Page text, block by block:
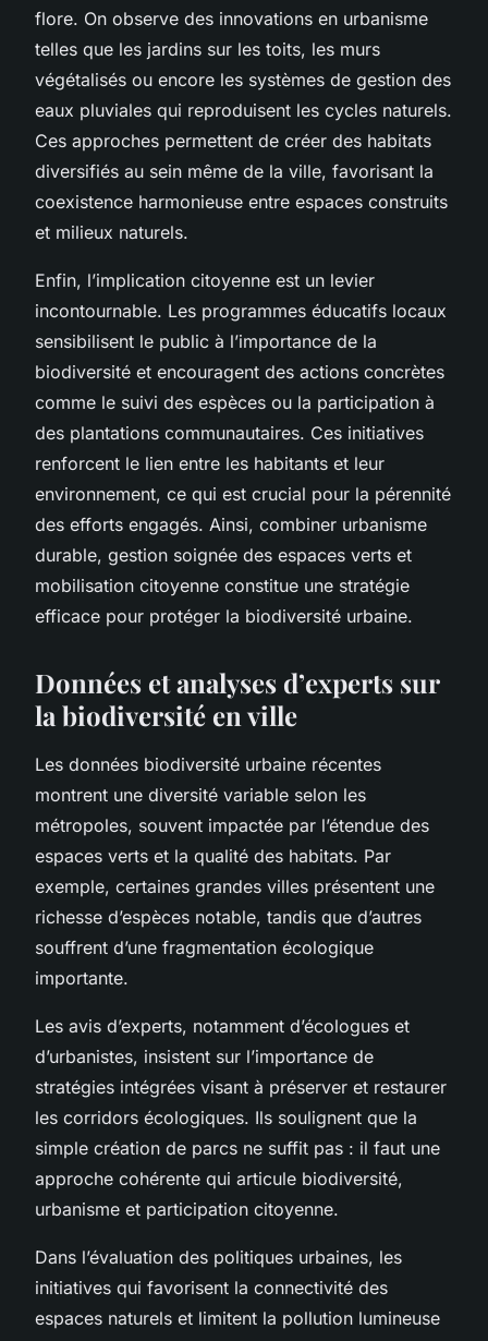
flore. On observe des innovations en urbanisme
telles que les jardins sur les toits, les murs
végétalisés ou encore les systèmes de gestion des
eaux pluviales qui reproduisent les cycles naturels.
Ces approches permettent de créer des habitats
diversifiés au sein même de la ville, favorisant la
coexistence harmonieuse entre espaces construits
et milieux naturels.
Enfin, l’implication citoyenne est un levier
incontournable. Les programmes éducatifs locaux
sensibilisent le public à l’importance de la
biodiversité et encouragent des actions concrètes
comme le suivi des espèces ou la participation à
des plantations communautaires. Ces initiatives
renforcent le lien entre les habitants et leur
environnement, ce qui est crucial pour la pérennité
des efforts engagés. Ainsi, combiner urbanisme
durable, gestion soignée des espaces verts et
mobilisation citoyenne constitue une stratégie
efficace pour protéger la biodiversité urbaine.
Données et analyses d’experts sur
la biodiversité en ville
Les données biodiversité urbaine récentes
montrent une diversité variable selon les
métropoles, souvent impactée par l’étendue des
espaces verts et la qualité des habitats. Par
exemple, certaines grandes villes présentent une
richesse d’espèces notable, tandis que d’autres
souffrent d’une fragmentation écologique
importante.
Les avis d’experts, notamment d’écologues et
d’urbanistes, insistent sur l’importance de
stratégies intégrées visant à préserver et restaurer
les corridors écologiques. Ils soulignent que la
simple création de parcs ne suffit pas : il faut une
approche cohérente qui articule biodiversité,
urbanisme et participation citoyenne.
Dans l’évaluation des politiques urbaines, les
initiatives qui favorisent la connectivité des
espaces naturels et limitent la pollution lumineuse